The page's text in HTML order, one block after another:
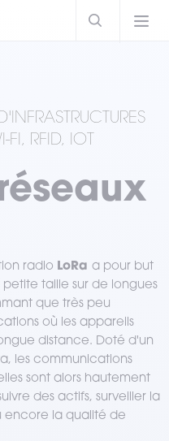
FI, RFID, IOT
radio LoRa a pour but
taille sur de longues
que très peu
où les appareils
distance. Doté d'un
les communications
sont alors hautement
des actifs, surveiller la
encore la qualité de